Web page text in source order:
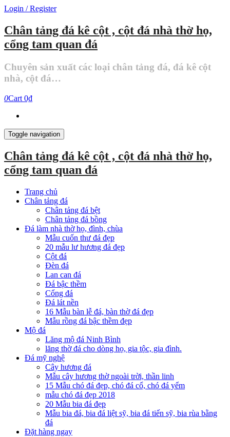
Skip
the
content
Login / Register
Chân tảng đá kê cột , cột đá nhà thờ họ,
cổng tam quan đá
Chuyên sản xuất các loại chân tảng đá, đá kê cột
nhà, cột đá…
0Cart 0₫
Toggle navigation
Chân tảng đá kê cột , cột đá nhà thờ họ,
cổng tam quan đá
Trang chủ
Chân tảng đá
Chân tảng đá bệt
Chân tảng đá bồng
Đá làm nhà thờ họ, đình, chùa
Mẫu cuốn thư đá đẹp
20 mẫu lư hương đá đẹp
Cột đá
Đèn đá
Lan can đá
Đá bậc thềm
Cổng đá
Đá lát nền
16 Mẫu bàn lễ đá, bàn thờ đá đẹp
Mẫu rồng đá bậc thềm đẹp
Mộ đá
Lăng mộ đá Ninh Bình
lăng thờ đá cho dòng họ, gia tộc, gia đình.
Đá mỹ nghệ
Cây hương đá
Mẫu cây hương thờ ngoài trời, thần linh
15 Mẫu chó đá đẹp, chó đá cổ, chó đá yểm
mẫu chó đá đẹp 2018
20 Mẫu bia đá đẹp
Mẫu bia đá, bia đá liệt sỹ, bia đá tiến sỹ, bia rùa bằng
đá
Đặt hàng ngay